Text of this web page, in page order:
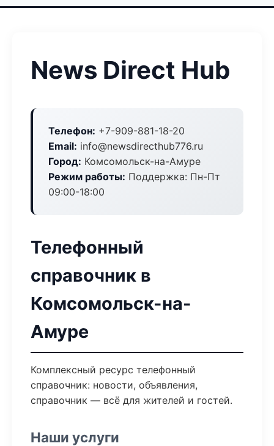
News Direct Hub
Телефон: +7-909-881-18-20
Email: info@newsdirecthub776.ru
Город: Комсомольск-на-Амуре
Режим работы: Поддержка: Пн-Пт
09:00-18:00
Телефонный
справочник в
Комсомольск-на-
Амуре
Комплексный ресурс телефонный
справочник: новости, объявления,
справочник — всё для жителей и гостей.
Наши услуги